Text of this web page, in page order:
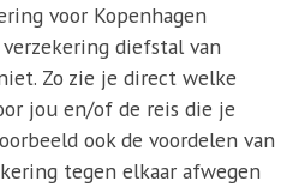
voor Kopenhagen
diefstal van
Zo zie je direct welke
jou en/of de reis die je
ook de voordelen van
tegen elkaar afwegen